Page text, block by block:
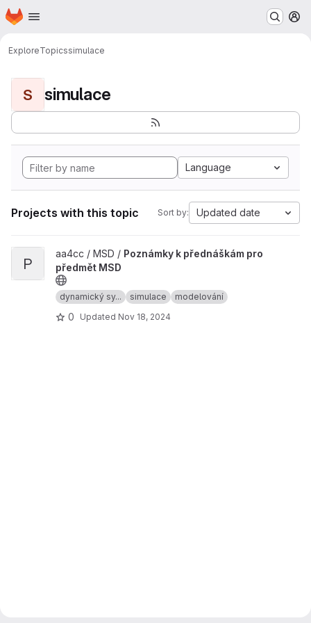
Skip to main content
Homepage
ExploreTopicssimulace
S simulace
Language
Projects with this topic Sort by: Updated date
View Poznámky k přednáškám pro předmět MSD project
P
aa4cc / MSD / Poznámky k přednáškám pro
předmět MSD
dynamický sy... simulace modelování
0 Updated Nov 18, 2024